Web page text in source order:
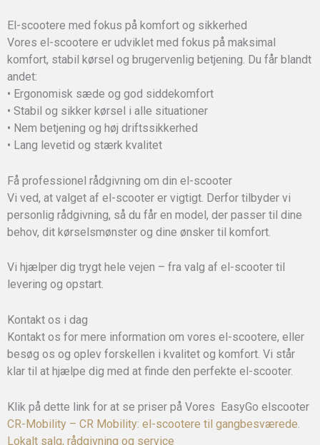
El-scootere med fokus på komfort og sikkerhed
Vores el-scootere er udviklet med fokus på maksimal
komfort, stabil kørsel og brugervenlig betjening. Du får blandt
andet:
• Ergonomisk sæde og god siddekomfort
• Stabil og sikker kørsel i alle situationer
• Nem betjening og høj driftssikkerhed
• Lang levetid og stærk kvalitet
Få professionel rådgivning om din el-scooter
Vi ved, at valget af el-scooter er vigtigt. Derfor tilbyder vi
personlig rådgivning, så du får en model, der passer til dine
behov, dit kørselsmønster og dine ønsker til komfort.
Vi hjælper dig trygt hele vejen – fra valg af el-scooter til
levering og opstart.
Kontakt os i dag
Kontakt os for mere information om vores el-scootere, eller
besøg os og oplev forskellen i kvalitet og komfort. Vi står
klar til at hjælpe dig med at finde den perfekte el-scooter.
Klik på dette link for at se priser på Vores EasyGo elscooter
CR-Mobility – CR Mobility: el-scootere til gangbesværede.
Lokalt salg, rådgivning og service